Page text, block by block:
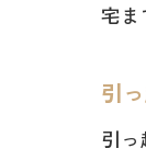
宅ま
引
引